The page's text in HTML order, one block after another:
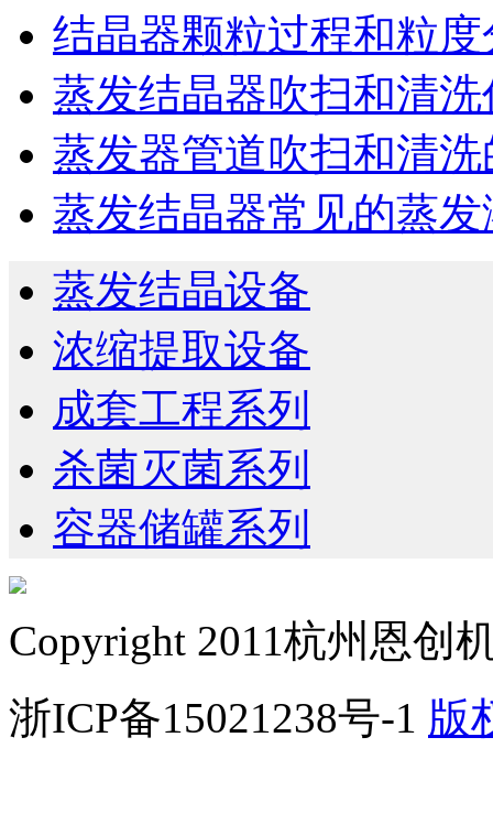
结晶器颗粒过程和粒
蒸发结晶器吹扫和清洗
蒸发器管道吹扫和清
蒸发结晶器常见的蒸发
蒸发结晶设备
浓缩提取设备
成套工程系列
杀菌灭菌系列
容器储罐系列
Copyright 2011杭州恩创
浙ICP备15021238号-1 版